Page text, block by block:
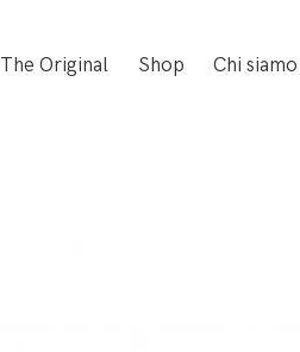
The Original Shop Chi siamo